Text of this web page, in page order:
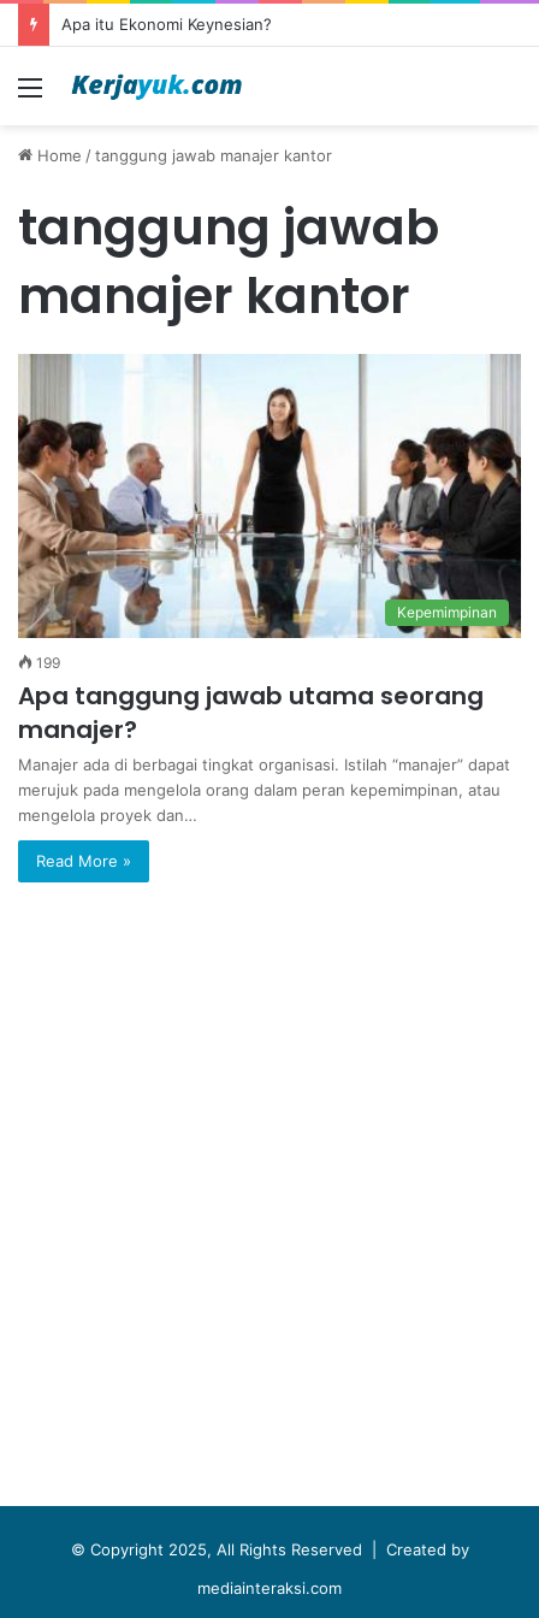
Apa itu Ekonomi Keynesian?
Menu
Home /tanggung jawab manajer kantor
tanggung jawab
manajer kantor
Kepemimpinan
199
Apa tanggung jawab utama seorang
manajer?
Manajer ada di berbagai tingkat organisasi. Istilah “manajer” dapat
merujuk pada mengelola orang dalam peran kepemimpinan, atau
mengelola proyek dan…
Read More »
© Copyright 2025, All Rights Reserved | Created by
mediainteraksi.com